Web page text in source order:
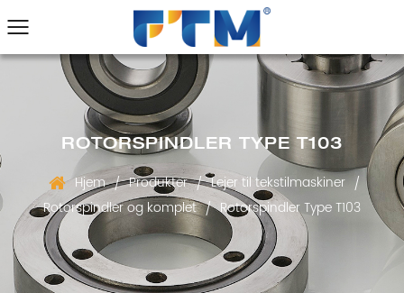
ROTORSPINDLER TYPE T103
Hjem / Produkter / Lejer til tekstilmaskiner /
Rotorspindler og komplet / Rotorspindler Type T103